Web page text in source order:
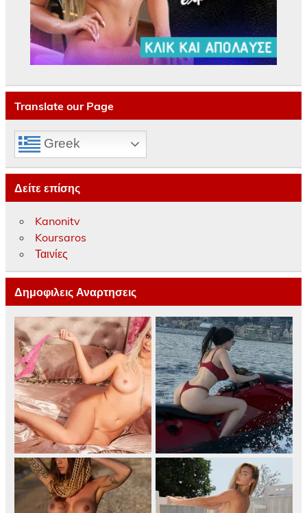
Translate our Page
Greek
Δείτε επίσης
Kanonitv
Koursaros
Ταινίες
Δημοφιλεις Αναρτησεις